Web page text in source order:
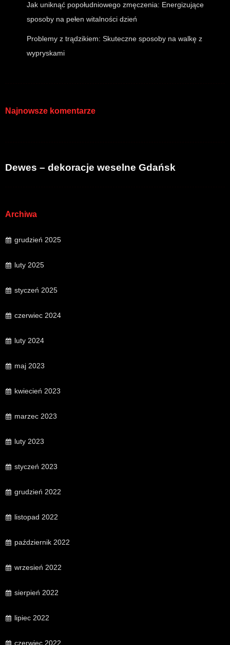
Jak uniknąć popołudniowego zmęczenia: Energizujące
sposoby na pełen witalności dzień
Problemy z trądzikiem: Skuteczne sposoby na walkę z
wypryskami
Najnowsze komentarze
Dewes – dekoracje weselne Gdańsk
Archiwa
grudzień 2025
luty 2025
styczeń 2025
czerwiec 2024
luty 2024
maj 2023
kwiecień 2023
marzec 2023
luty 2023
styczeń 2023
grudzień 2022
listopad 2022
październik 2022
wrzesień 2022
sierpień 2022
lipiec 2022
czerwiec 2022